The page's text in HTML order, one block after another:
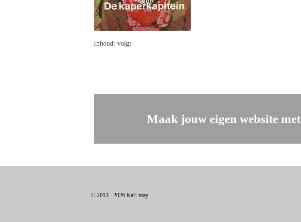
Inhoud : volgt
Maak jouw eigen website met
© 2013 - 2026 Karl-may